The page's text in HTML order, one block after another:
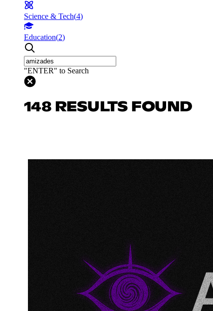
Science & Tech(4)
Education(2)
"ENTER" to Search
148 RESULTS FOUND